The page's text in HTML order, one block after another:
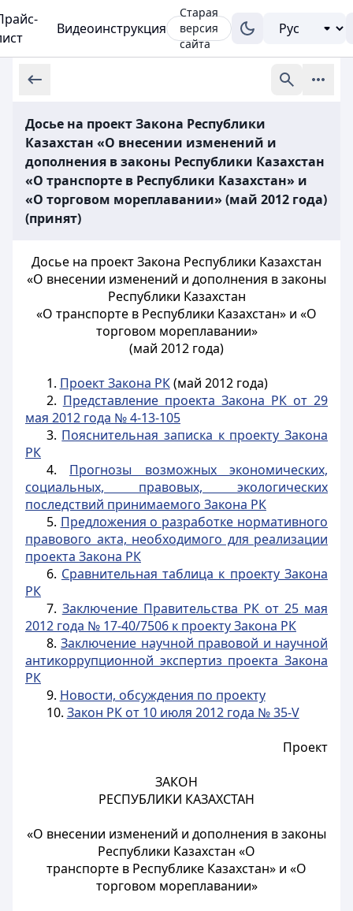
Видеоинструкция
Старая
версия
сайта
Досье на проект Закона Республики
Казахстан «О внесении изменений и
дополнения в законы Республики Казахстан
«О транспорте в Республики Казахстан» и
«О торговом мореплавании» (май 2012 года)
(принят)
Досье на проект Закона Республики Казахстан
«О внесении изменений и дополнения в законы
Республики Казахстан
«О транспорте в Республики Казахстан» и «О
торговом мореплавании»
(май 2012 года)
1. Проект Закона РК(май 2012 года)
2. Представление проекта Закона РК от 29
мая 2012 года № 4-13-105
3. Пояснительная записка к проекту Закона
РК
4. Прогнозы возможных экономических,
социальных, правовых, экологических
последствий принимаемого Закона РК
5. Предложения о разработке нормативного
правового акта, необходимого для реализации
проекта Закона РК
6. Сравнительная таблица к проекту Закона
РК
7. Заключение Правительства РК от 25 мая
2012 года № 17-40/7506 к проекту Закона РК
8.Заключение научной правовой и научной
антикоррупционной экспертиз проекта Закона
РК
9. Новости, обсуждения по проекту
10. Закон РК от 10 июля 2012 года № 35-V
Проект
ЗАКОН
РЕСПУБЛИКИ КАЗАХСТАН
«О внесении изменений и дополнения в законы
Республики Казахстан «О
транспорте в Республике Казахстан» и «О
торговом мореплавании»